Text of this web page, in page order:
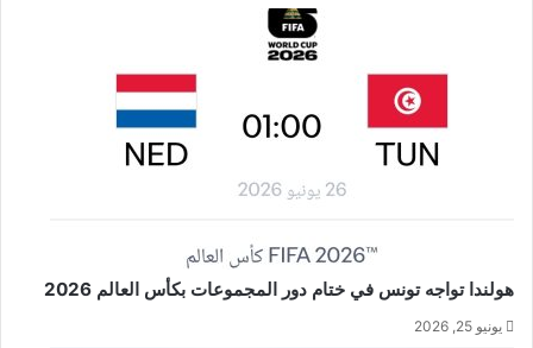
هولندا تواجه تونس في ختام دور المجموعات بكأس العالم 2026
يونيو 25, 2026